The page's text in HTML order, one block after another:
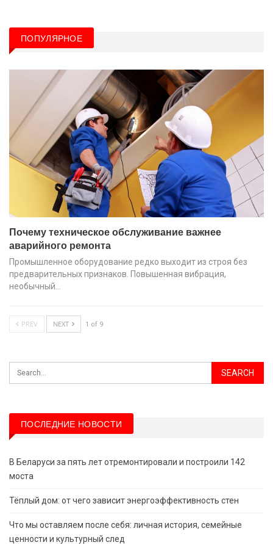
ПОПУЛЯРНОЕ
Почему техническое обслуживание важнее
аварийного ремонта
Промышленное оборудование редко выходит из строя без
предварительных признаков. Повышенная вибрация,
необычный…
PREV NEXT 1 of 9
ПОСЛЕДНИЕ НОВОСТИ
В Беларуси за пять лет отремонтировали и построили 142
моста
Тёплый дом: от чего зависит энергоэффективность стен
Что мы оставляем после себя: личная история, семейные
ценности и культурный след